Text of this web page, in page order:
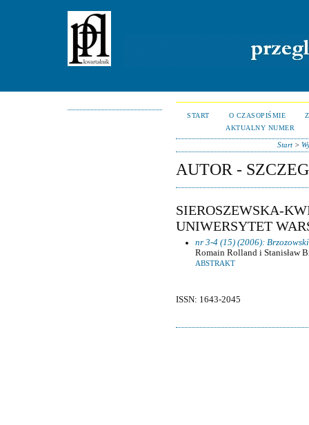
START O CZASOPIŚMIE
AKTUALNY NUMER
Start>
AUTOR -
SIEROSZEWSKA-
UNIWERSYTET
nr 3-4 (15) (2006): Brzozowski
Romain Rolland i Stanisław
ABSTRAKT
ISSN: 1643-2045